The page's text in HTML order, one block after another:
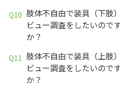
肢体不自由で装具（下肢
ビュー調査をしたいので
か？
肢体不自由で装具（上肢
ビュー調査をしたいので
か？